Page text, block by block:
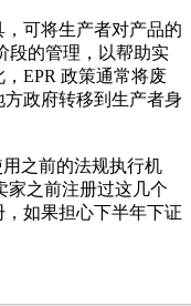
可将生产者对产品的
段的管理，以帮助实
EPR 政策通常将废
政府转移到生产者身
之前的法规执行机
家之前注册过这几个
如果担心下半年下证